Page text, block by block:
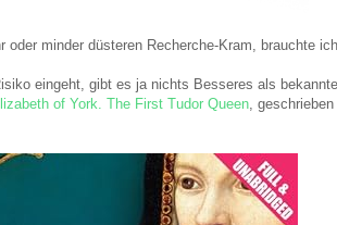
minder düsteren Recherche-Kram, brauchte
eingeht, gibt es ja nichts Besseres als
of York. The First Tudor Queen,